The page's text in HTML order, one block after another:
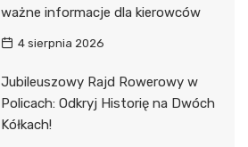
ważne informacje dla kierowców
4 sierpnia 2026
Jubileuszowy Rajd Rowerowy w
Policach: Odkryj Historię na Dwóch
Kółkach!